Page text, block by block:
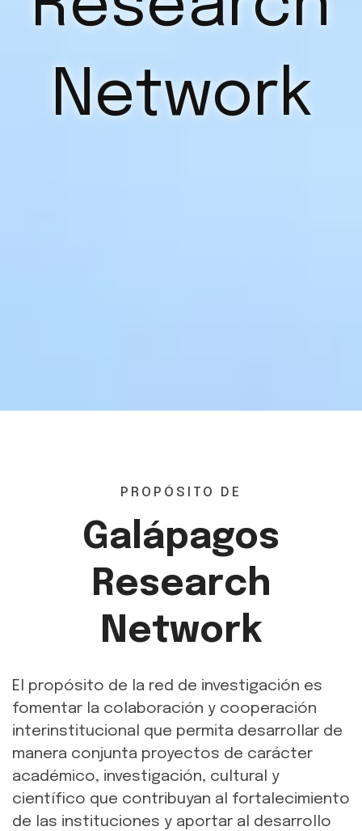
Network
PROPÓSITO DE
Galápagos
Research
Network
El propósito de la red de investigación es
fomentar la colaboración y cooperación
interinstitucional que permita desarrollar de
manera conjunta proyectos de carácter
académico, investigación, cultural y
científico que contribuyan al fortalecimiento
de las instituciones y aportar al desarrollo